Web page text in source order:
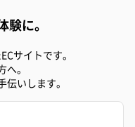
に。
サイトです。
。
いします。